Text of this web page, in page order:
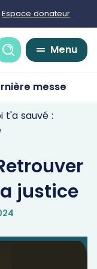
Espace donateur
Recherche
Menu
messe
t'a sauvé :
justice